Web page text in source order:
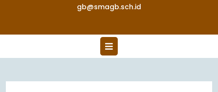
gb@smagb.sch.id